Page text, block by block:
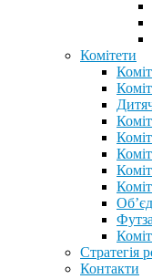
Комітети
Стратегія
Контакти